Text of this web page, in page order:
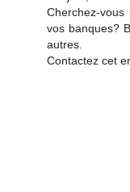
Cherchez-
vos banques?
autres.
Contactez cet